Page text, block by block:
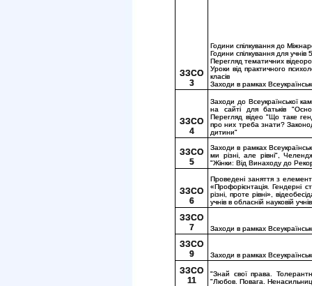
ЗЗСО
3
Години спілкування до
Години спілкування для учнів
Перегляд тематичних
Уроки від практичного
класів
Заходи в рамках
ЗЗСО
4
Заходи до Всеукраїнської
на сайті для батьків
Перегляд відео "Що таке
про них треба знати?
дитини"
ЗЗСО
5
Заходи в рамках
ми різні, але рівні",
"Жінки: Від Винаходу до
ЗЗСО
6
Проведені заняття з
«Профорієнтація. Гендерні
різні, проте рівні»,
учнів в обласній науковій
ЗЗСО
7
Заходи в рамках
ЗЗСО
9
Заходи в рамках
ЗЗСО
11
"Знай свої права.
"Любов. Повага.